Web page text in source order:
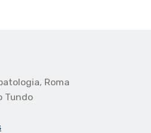
Roma
Tundo